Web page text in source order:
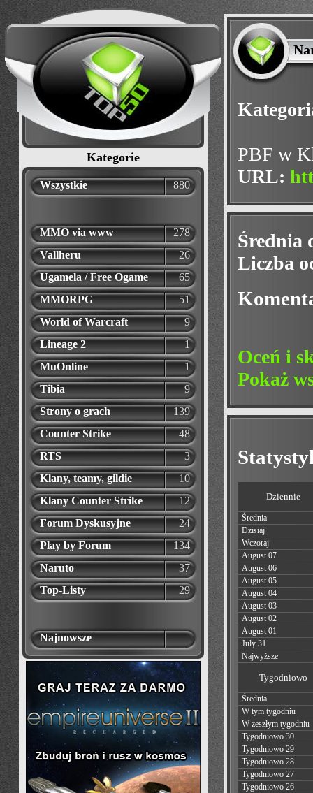
Kategorie
Wszystkie 880
MMO via www
278
Vallheru
26
Ugamela / Free Ogame
65
MMORPG
51
World of Warcraft
9
Lineage 2
1
MuOnline
1
Tibia
9
Strony o grach
139
Counter Strike
48
RTS
3
Klany, teamy, gildie
10
Klany Counter Strike
12
Forum Dyskusyjne
24
Play by Forum
134
Naruto
37
Top-Listy
29
Najnowsze
PBF w
URL:
Średnia
Liczba
Oceń i
Pokaż
Dziennie
Średnia
Dzisiaj
Wczoraj
August 07
August 06
August 05
August 04
August 03
August 02
August 01
July 31
Najwyższe
Tygodniowo
Średnia
W tym tygodniu
W zeszłym tygodniu
Tygodniowo 30
Tygodniowo 29
Tygodniowo 28
Tygodniowo 27
Tygodniowo 26